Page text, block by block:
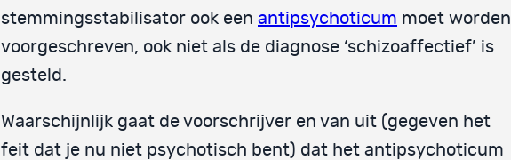
stemmingsstabilisator ook een antipsychoticum moet worden
voorgeschreven, ook niet als de diagnose ‘schizoaffectief’ is
gesteld.
Waarschijnlijk gaat de voorschrijver en van uit (gegeven het
feit dat je nu niet psychotisch bent) dat het antipsychoticum